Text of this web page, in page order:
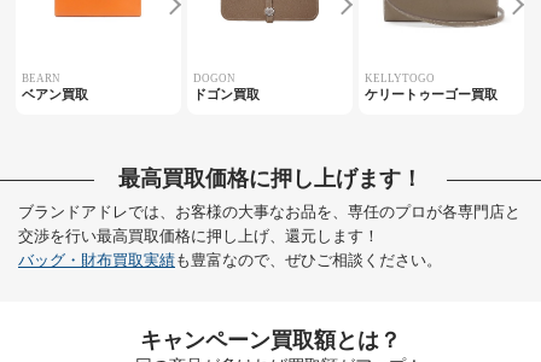
BEARN
ベアン買取
DOGON
ドゴン買取
KELLYTOGO
ケリートゥーゴー買取
最高買取価格に押し上げます！
ブランドアドレでは、お客様の大事なお品を、専任のプロが各専門店と
交渉を行い最高買取価格に押し上げ、還元します！
バッグ・財布買取実績も豊富なので、ぜひご相談ください。
キャンペーン買取額とは？